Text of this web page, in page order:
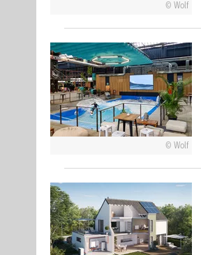
Wolf
Wolf